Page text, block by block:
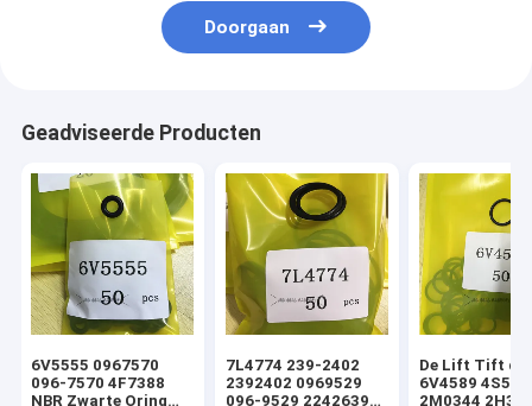
Doorgaan
Geadviseerde Producten
6V5555 0967570
096-7570 4F7388
NBR Zwarte Oring
7L4774 239-2402
2392402 0969529
096-9529 2242639
De Lift Tift die
6V4589
2M0344